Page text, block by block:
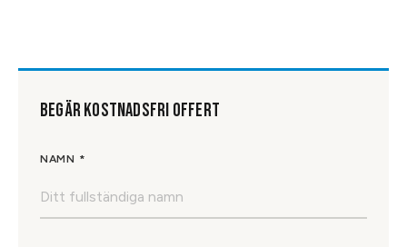
BEGÄR KOSTNADSFRI OFFERT
NAMN *